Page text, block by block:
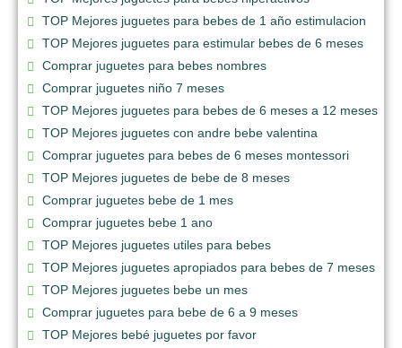
TOP Mejores juguetes para bebes de 1 año estimulacion
TOP Mejores juguetes para estimular bebes de 6 meses
Comprar juguetes para bebes nombres
Comprar juguetes niño 7 meses
TOP Mejores juguetes para bebes de 6 meses a 12 meses
TOP Mejores juguetes con andre bebe valentina
Comprar juguetes para bebes de 6 meses montessori
TOP Mejores juguetes de bebe de 8 meses
Comprar juguetes bebe de 1 mes
Comprar juguetes bebe 1 ano
TOP Mejores juguetes utiles para bebes
TOP Mejores juguetes apropiados para bebes de 7 meses
TOP Mejores juguetes bebe un mes
Comprar juguetes para bebe de 6 a 9 meses
TOP Mejores bebé juguetes por favor